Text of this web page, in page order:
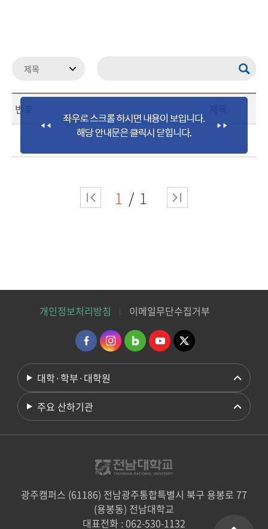
번호
1 1
개인정보처리방침 이메일무단수집거부
대학·학부·대학원
주요 산하기관
광주캠퍼스 (61186) 전남광주통합특별시 북구 용봉로 77
(용봉동) 전남대학교
대표전화 : 062-530-1132